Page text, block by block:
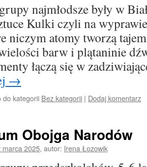
najmłodsze były w
Kulki czyli na
niczym atomy tworzą
barw i plątaninie
łączą się w
→
do kategorii Bez kategorii | Dodaj komentarz
Obojga Narodów
marca 2025, autor: Irena Łozowik